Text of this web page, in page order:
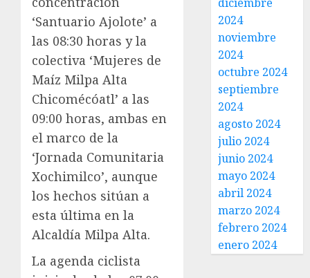
‘Santuario Ajolote’ a
las 08:30 horas y la
colectiva ‘Mujeres de
Maíz Milpa Alta
Chicomécóatl’ a las
09:00 horas, ambas en
el marco de la
‘Jornada Comunitaria
Xochimilco’, aunque
los hechos sitúan a
esta última en la
Alcaldía Milpa Alta.
La agenda ciclista
2024
noviembre
2024
octubre 2024
septiembre
2024
agosto 2024
julio 2024
junio 2024
mayo 2024
abril 2024
marzo 2024
febrero 2024
enero 2024